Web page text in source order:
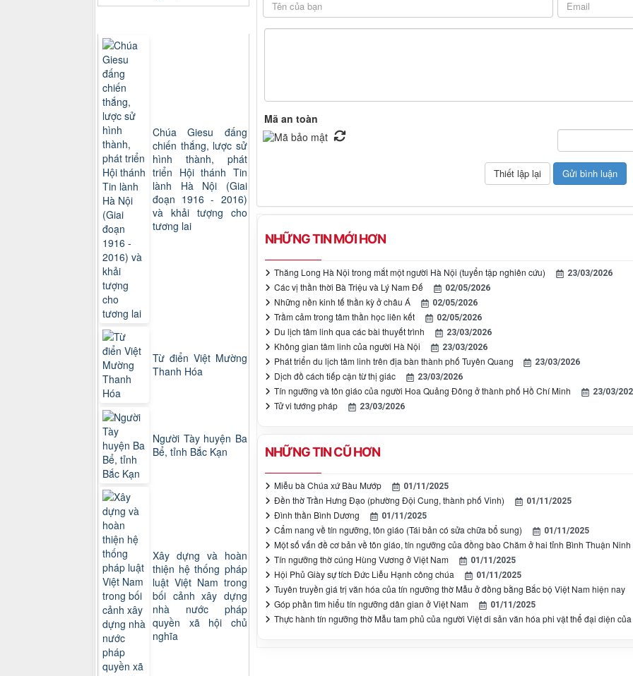
Mã an toàn
NHỮNG TIN MỚI HƠN
Thăng Long Hà Nội trong mắt một người Hà Nội (tuyển tập nghiên cứu) 23/03/2026
Các vị thần thời Bà Triệu và Lý Nam Đế 02/05/2026
Những nền kinh tế thần kỳ ở châu Á 02/05/2026
Trầm cảm trong tâm thần học liên kết 02/05/2026
Du lịch tâm linh qua các bài thuyết trình 23/03/2026
Không gian tâm linh của người Hà Nội 23/03/2026
Phát triển du lịch tâm linh trên địa bàn thành phố Tuyên Quang 23/03/2026
Dịch đồ cách tiếp cận từ thị giác 23/03/2026
Tín ngưỡng và tôn giáo của người Hoa Quảng Đông ở thành phố Hồ Chí Minh 23/03/
Tử vi tướng pháp 23/03/2026
NHỮNG TIN CŨ HƠN
Miễu bà Chúa xứ Bàu Mướp 01/11/2025
Đền thờ Trần Hưng Đạo (phường Đội Cung, thành phố Vinh) 01/11/2025
Đình thần Bình Dương 01/11/2025
Cẩm nang về tín ngưỡng, tôn giáo (Tái bản có sửa chữa bổ sung) 01/11/2025
Một số vấn đề cơ bản về tôn giáo, tín ngưỡng của đồng bào Chăm ở hai tỉnh Bình Thuận
Tín ngưỡng thờ cúng Hùng Vương ở Việt Nam
01/11/2025
Hội Phủ Giày sự tích Đức Liễu Hạnh công chúa 01/11/2025
Tuyên truyền giá trị văn hóa của tín ngưỡng thờ Mẫu ở đồng bằng Bắc bộ Việt Nam hiện nay
Góp phần tìm hiểu tín ngưỡng dân gian ở Việt Nam
01/11/2025
Thực hành tín ngưỡng thờ Mẫu tam phủ của người Việt di sản văn hóa phi vật thể đại diện
Chúa Giesu đấng
chiến thắng, lược sử
hình thành, phát
triển Hội thánh Tin
lành Hà Nội (Giai
đoạn 1916 - 2016)
và khải tượng cho
tương lai
Từ điển Việt Mường
Thanh Hóa
Người Tày huyện Ba
Bể, tỉnh Bắc Kạn
Xây dựng và hoàn
thiện hệ thống pháp
luật Việt Nam trong
bối cảnh xây dựng
nhà nước pháp
quyền xã hội chủ
nghĩa